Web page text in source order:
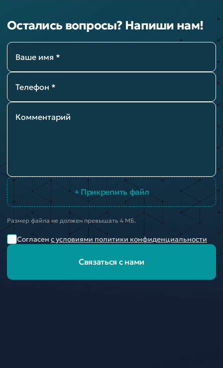
Остались вопросы? Напиши нам!
Ваше имя *
Телефон *
Комментарий
+ Прикрепить файл
Размер файла не должен превышать 4 МБ.
Согласен с условиями политики конфиденциальности
Связаться с нами